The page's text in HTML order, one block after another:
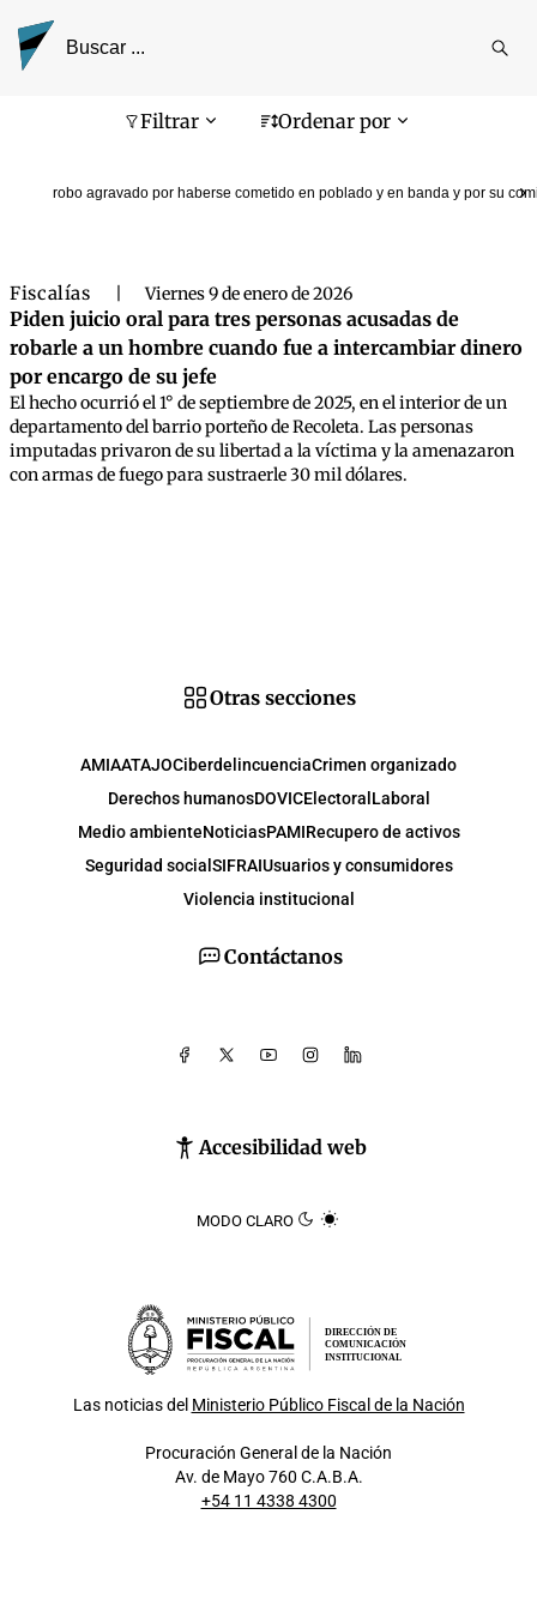
Filtrar Ordenar por
robo agravado por haberse cometido en poblado y en banda y por su
Pantalla de búsqueda
Fiscalías Viernes 9 de enero de 2026
Piden juicio oral para tres personas acusadas de
robarle a un hombre cuando fue a intercambiar dinero
por encargo de su jefe
El hecho ocurrió el 1° de septiembre de 2025, en el interior de un
departamento del barrio porteño de Recoleta. Las personas
imputadas privaron de su libertad a la víctima y la amenazaron
con armas de fuego para sustraerle 30 mil dólares.
Contáctanos
Accesibilidad web
MODO CLARO
Otras secciones
AMIAATAJOCiberdelincuenciaCrimen organizado
Derechos humanosDOVICElectoral Laboral
Medio ambienteNoticiasPAMIRecupero de activos
Seguridad social SIFRAIUsuarios y consumidores
Violencia institucional
DIRECCIÓN DE
COMUNICACIÓN
INSTITUCIONAL
Las noticias del Ministerio Público Fiscal de la Nación
Procuración General de la Nación
Av. de Mayo 760 C.A.B.A.
+54 11 4338 4300